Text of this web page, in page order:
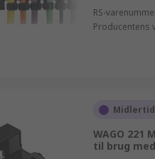
RS-
Producentens
WAGO 221
til brug